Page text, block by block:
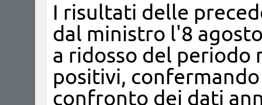
I risultati delle
dal ministro l'8
a ridosso del
positivi,
confronto dei dati